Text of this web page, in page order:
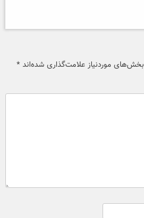
بخش‌های موردنیاز علامت‌گذاری شده‌اند *